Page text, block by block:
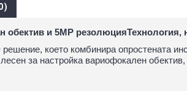
обектив и 5MP
което комбинира опростената
за настройка вариофокален